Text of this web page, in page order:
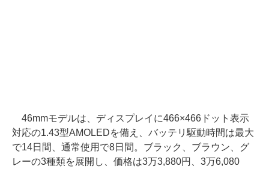
46mmモデルは、ディスプレイに466×466ドット表示
対応の1.43型AMOLEDを備え、バッテリ駆動時間は最大
で14日間、通常使用で8日間。ブラック、ブラウン、グ
レーの3種類を展開し、価格は3万3,880円、3万6,080